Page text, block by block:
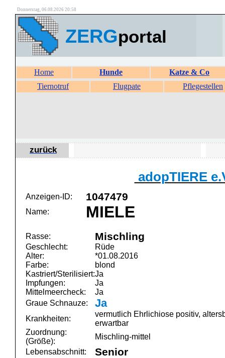
Donnerstag, 06.08.2026 20:58
ZERGportal
Home Hunde
Katze & Co
Tiernotruf
Flugpate Pflegestellen
zurück
adopTIERE
Anzeigen-ID: 1047479
Name: MIELE
Rasse: Mischling
Geschlecht:
Rüde
Alter:
*01.08.2016
Farbe:
blond
Kastriert/Sterilisiert:Ja
Impfungen:
Ja
Mittelmeercheck:
Ja
Graue Schnauze:
Ja
Krankheiten:
vermutlich Ehrlichiose positiv,
erwartbar
Zuordnung:
(Größe):
Mischling-mittel
Lebensabschnitt:
Senior